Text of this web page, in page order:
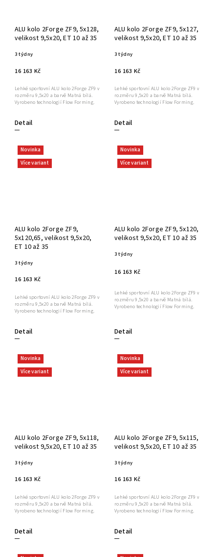
ALU kolo 2Forge ZF9, 5x128,
velikost 9,5x20, ET 10 až 35
3 týdny
16 163 Kč
Detail
Lehké sportovní ALU kolo 2Forge ZF9 v
rozměru 9,5x20 a barvě Matná bílá.
Vyrobeno technologií Flow Forming.
ALU kolo 2Forge ZF9, 5x127,
velikost 9,5x20, ET 10 až 35
3 týdny
16 163 Kč
Detail
Lehké sportovní ALU kolo 2Forge ZF9 v
rozměru 9,5x20 a barvě Matná bílá.
Vyrobeno technologií Flow Forming.
Novinka
Více variant
ALU kolo 2Forge ZF9,
5x120,65, velikost 9,5x20,
ET 10 až 35
3 týdny
16 163 Kč
Detail
Lehké sportovní ALU kolo 2Forge ZF9 v
rozměru 9,5x20 a barvě Matná bílá.
Vyrobeno technologií Flow Forming.
Novinka
Více variant
ALU kolo 2Forge ZF9, 5x120,
velikost 9,5x20, ET 10 až 35
3 týdny
16 163 Kč
Detail
Lehké sportovní ALU kolo 2Forge ZF9 v
rozměru 9,5x20 a barvě Matná bílá.
Vyrobeno technologií Flow Forming.
Novinka
Více variant
ALU kolo 2Forge ZF9, 5x118,
velikost 9,5x20, ET 10 až 35
3 týdny
16 163 Kč
Detail
Lehké sportovní ALU kolo 2Forge ZF9 v
rozměru 9,5x20 a barvě Matná bílá.
Vyrobeno technologií Flow Forming.
Novinka
Více variant
ALU kolo 2Forge ZF9, 5x115,
velikost 9,5x20, ET 10 až 35
3 týdny
16 163 Kč
Detail
Lehké sportovní ALU kolo 2Forge ZF9 v
rozměru 9,5x20 a barvě Matná bílá.
Vyrobeno technologií Flow Forming.